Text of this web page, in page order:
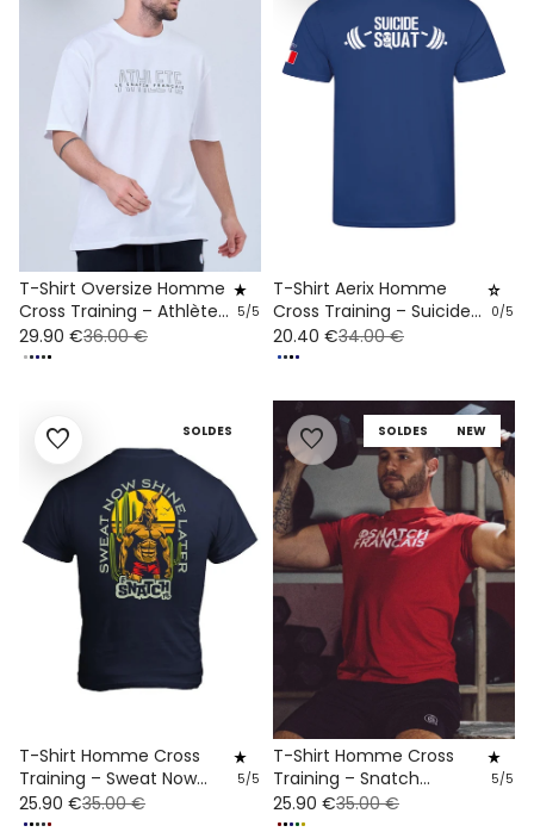
T-Shirt Oversize Homme
Cross Training – Athlète
LSF Coton Bio
star_rate
5/5
29.90 €36.00 €
T-Shirt Aerix Homme
Cross Training – Suicide
Squat
star_rate
0/5
20.40 €34.00 €
SOLDES
favorite
T-Shirt Homme Cross
Training – Sweat Now
Shine Later
star_rate
5/5
25.90 €35.00 €
SOLDES NEW
favorite
T-Shirt Homme Cross
Training – Snatch
Evolution
star_rate
5/5
25.90 €35.00 €